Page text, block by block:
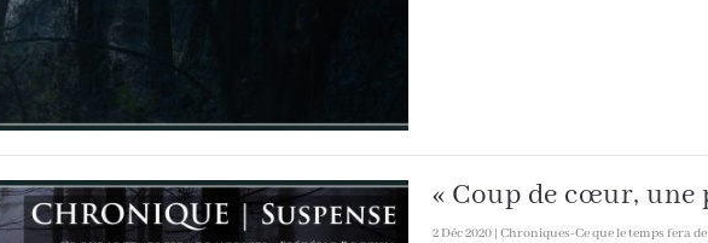
« Coup de cœur, une
2 Déc 2020 | Chroniques-Ce que le temps fera de